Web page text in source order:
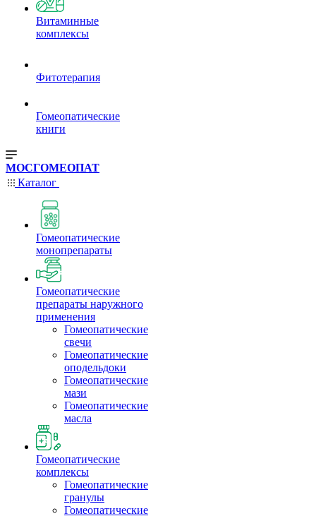
Витаминные
комплексы
Фитотерапия
Гомеопатические
книги
МОСГОМЕОПАТ
Каталог
Гомеопатические
монопрепараты
Гомеопатические
препараты наружного
применения
Гомеопатические
свечи
Гомеопатические
оподельдоки
Гомеопатические
мази
Гомеопатические
масла
Гомеопатические
комплексы
Гомеопатические
гранулы
Гомеопатические